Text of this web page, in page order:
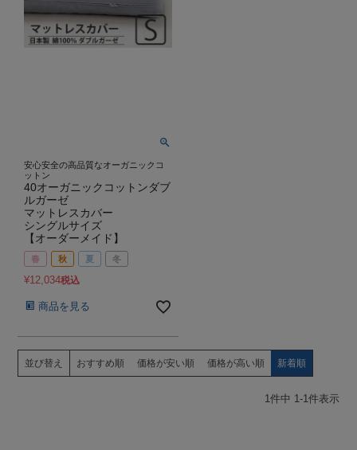
安心安全の高品質なオーガニックコ
ットン
40オーガニックコットンダブ
ルガーゼ
マットレスカバー
シングルサイズ
【オーダーメイド】
春 秋 夏 冬
¥12,034税込
商品を見る
並び替え おすすめ順 価格が安い順 価格が高い順 新着順
1件中 1-1件表示